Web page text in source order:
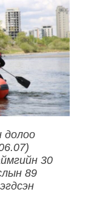
долоо
30
89